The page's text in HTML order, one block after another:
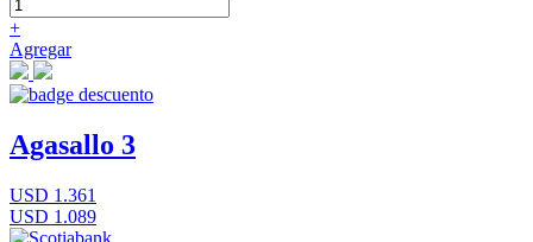
+
Agregar
Agasallo 3
USD 1.361
USD 1.089